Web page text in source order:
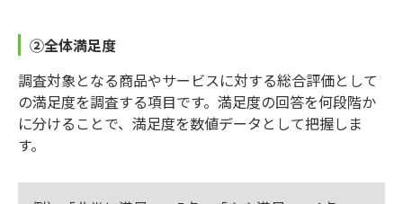
②全体満足度
調査対象となる商品やサービスに対する総合評価として
の満足度を調査する項目です。満足度の回答を何段階か
に分けることで、満足度を数値データとして把握しま
す。